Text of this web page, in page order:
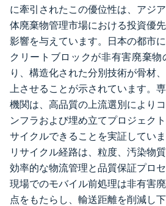
に牽引されたこの優位性は、アジ
体廃棄物管理市場における投資優
影響を与えています。日本の都市
クリートブロックが非有害廃棄
り、構造化された分別技術が骨材
上させることが示されています。
機関は、高品質の上流選別により
ンフラおよび埋め立てプロジェク
サイクルできることを実証してい
リサイクル経路は、粒度、汚染物
効率的な物流管理と品質保証プロ
現場でのモバイル前処理は非有害
点をもたらし、輸送距離を削減し